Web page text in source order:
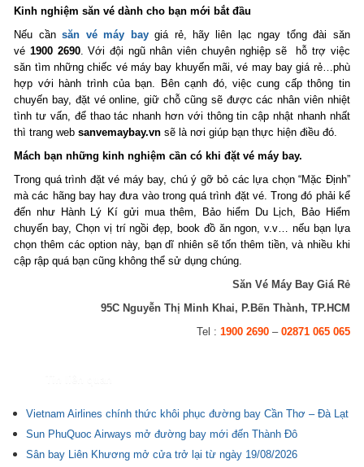
Kinh nghiệm săn vé dành cho bạn mới bắt đầu
Nếu cầnsăn vé máy baygiá rẻ, hãy liên lạc ngay tổng đài săn
vé 1900 2690. Với đội ngũ nhân viên chuyên nghiệp sẽ hỗ trợ việc
săn tìm những chiếc vé máy bay khuyến mãi, vé may bay giá rẻ…phù
hợp với hành trình của bạn. Bên cạnh đó, việc cung cấp thông tin
chuyến bay, đặt vé online, giữ chỗ cũng sẽ được các nhân viên nhiệt
tình tư vấn, để thao tác nhanh hơn với thông tin cập nhật nhanh nhất
thì trang websanvemaybay.vn sẽ là nơi giúp bạn thực hiện điều đó.
Mách bạn những kinh nghiệm cần có khi đặt vé máy bay.
Trong quá trình đặt vé máy bay, chú ý gỡ bỏ các lựa chọn “Mặc Định”
mà các hãng bay hay đưa vào trong quá trình đặt vé. Trong đó phải kể
đến như Hành Lý Kí gửi mua thêm, Bảo hiểm Du Lịch, Bảo Hiểm
chuyến bay, Chọn vị trí ngồi đẹp, book đồ ăn ngon, v.v… nếu bạn lựa
chọn thêm các option này, bạn dĩ nhiên sẽ tốn thêm tiền, và nhiều khi
cập rập quá bạn cũng không thể sử dụng chúng.
Săn Vé Máy Bay Giá Rẻ
95C Nguyễn Thị Minh Khai, P.Bến Thành, TP.HCM
Tel : 1900 2690– 02871 065 065
Vietnam Airlines chính thức khôi phục đường bay Cần Thơ – Đà Lạt
Sun PhuQuoc Airways mở đường bay mới đến Thành Đô
Sân bay Liên Khương mở cửa trở lại từ ngày 19/08/2026